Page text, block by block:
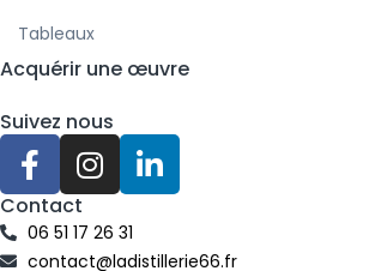
Tableaux
Acquérir une œuvre
Suivez nous
F
a
c
e
I
n
s
t
L
i
n
Contact
06 51 17 26 31
contact@ladistillerie66.fr